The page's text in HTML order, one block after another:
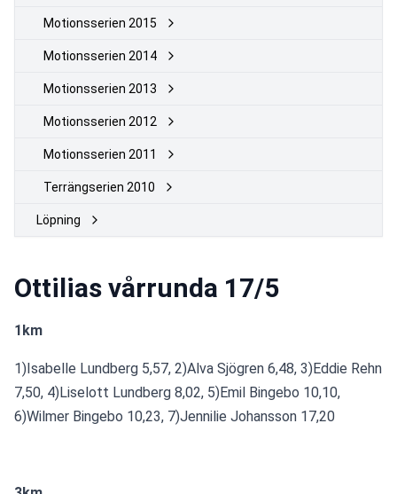
Motionsserien 2015
Motionsserien 2014
Motionsserien 2013
Motionsserien 2012
Motionsserien 2011
Terrängserien 2010
Löpning
Ottilias vårrunda 17/5
1km
1)Isabelle Lundberg 5,57, 2)Alva Sjögren 6,48, 3)Eddie Rehn
7,50, 4)Liselott Lundberg 8,02, 5)Emil Bingebo 10,10,
6)Wilmer Bingebo 10,23, 7)Jennilie Johansson 17,20